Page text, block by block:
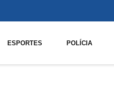
ESPORTES POLÍCIA